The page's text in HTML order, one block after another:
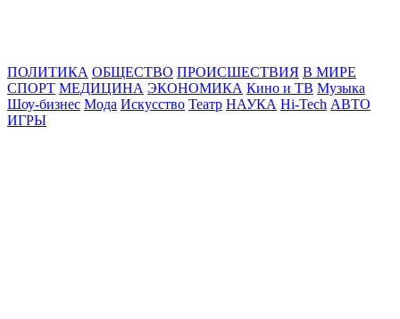
ПОЛИТИКА ОБЩЕСТВО ПРОИСШЕСТВИЯ В МИРЕ
СПОРТ МЕДИЦИНА ЭКОНОМИКА Кино и ТВ Музыка
Шоу-бизнес Мода Искусство Театр НАУКА Hi-Tech АВТО
ИГРЫ